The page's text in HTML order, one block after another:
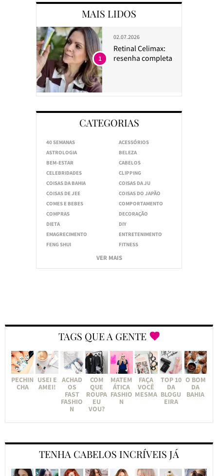
MAIS LIDOS
02.07.2026
Retinal Celimax:
resenha completa
1
CATEGORIAS
40 SEMANAS
ACESSÓRIOS
ASTROLOGIA
BELEZA
BEM-ESTAR
CABELOS
CELEBRIDADES
CLIPPING
COISAS DA BAHIA
COISAS DA JU
COISAS DE JEE
COISAS DO JAPÃO
COMES E BEBES
COMPORTAMENTO
COMPRAS
DECORAÇÃO
DIETA
DIY
EMAGRECIMENTO
ENTRETENIMENTO
FENG SHUI
FITNESS
VER MAIS
TAGS QUE A GENTE
PECHIN
CHA
USEI E
AMEI!
ACHAD
OS
FAST
FASHIO
N
COM
QUE
ROUPA
EU
VOU?
MATEM
ÁTICA
FASHIO
N
FAÇA
VOCÊ
MESMA
TOP 10
DA
BLOGU
EIRA
O BOM
DA
BAHIA
TENHA CABELOS INCRÍVEIS JÁ